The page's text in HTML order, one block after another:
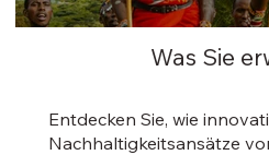
Was Sie
Entdecken Sie, wie
Nachhaltigkeitsansätze